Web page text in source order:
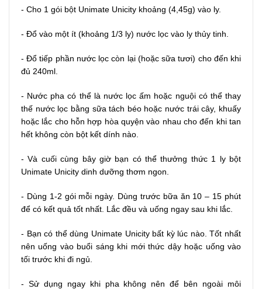
- Cho 1 gói bột Unimate Unicity khoảng (4,45g) vào ly.
- Đổ vào một ít (khoảng 1/3 ly) nước lọc vào ly thủy tinh.
- Đổ tiếp phần nước lọc còn lại (hoặc sữa tươi) cho đến khi
đủ 240ml.
- Nước pha có thể là nước lọc ấm hoặc nguội có thể thay
thế nước lọc bằng sữa tách béo hoặc nước trái cây, khuấy
hoặc lắc cho hỗn hợp hòa quyện vào nhau cho đến khi tan
hết không còn bột kết dính nào.
- Và cuối cùng bây giờ bạn có thể thưởng thức 1 ly bột
Unimate Unicity dinh dưỡng thơm ngon.
- Dùng 1-2 gói mỗi ngày. Dùng trước bữa ăn 10 – 15 phút
để có kết quả tốt nhất. Lắc đều và uống ngay sau khi lắc.
- Bạn có thể dùng Unimate Unicity bất kỳ lúc nào. Tốt nhất
nên uống vào buổi sáng khi mới thức dậy hoặc uống vào
tối trước khi đi ngủ.
- Sử dụng ngay khi pha không nên để bên ngoài môi